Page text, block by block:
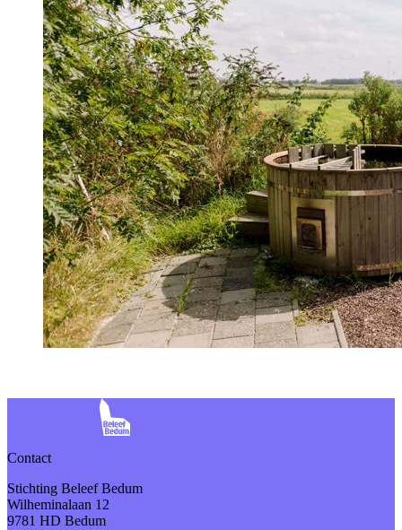
Contact
Stichting Beleef Bedum
Wilheminalaan 12
9781 HD Bedum